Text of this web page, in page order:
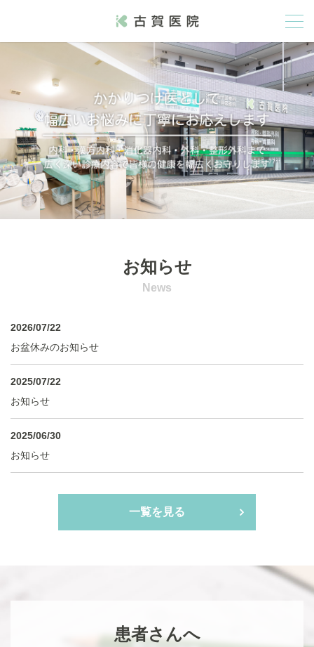
お知らせ
News
2026/07/22
お盆休みのお知らせ
2025/07/22
お知らせ
2025/06/30
お知らせ
一覧を見る
患者さんへ